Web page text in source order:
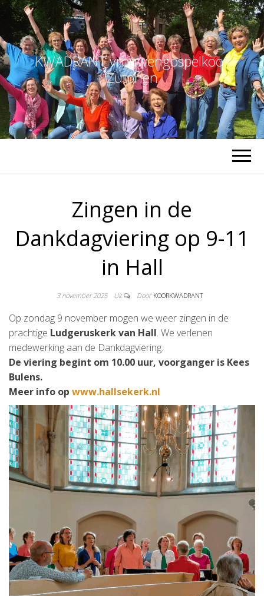
KWADRANT vrouwengospelkoor
Zutphen
Zingen in de
Dankdagviering op 9-11
in Hall
3 november 2025 Uit Door KOORKWADRANT
Op zondag 9 november mogen we weer zingen in de
prachtige Ludgeruskerk van Hall. We verlenen
medewerking aan de Dankdagviering.
De viering begint om 10.00 uur, voorganger is Kees
Bulens.
Meer info op www.hallsekerk.nl